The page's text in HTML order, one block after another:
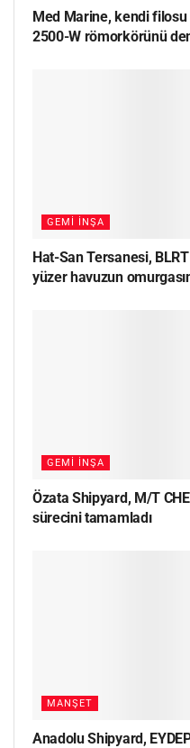
Med Marine, kendi
2500-W römorkörünü
GEMI İNŞA
Hat-San Tersanesi,
yüzer havuzun
GEMI İNŞA
Özata Shipyard, M/T
sürecini tamamladı
MANŞET
Anadolu Shipyard,